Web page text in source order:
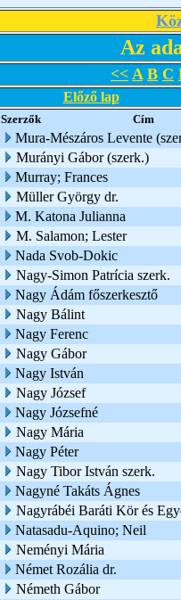
Az
<< A B C
Előző lap
Szerzők Cím
Mura-Mészáros Levente
Murányi Gábor (szerk.)
Murray; Frances
Müller György dr.
M. Katona Julianna
M. Salamon; Lester
Nada Svob-Dokic
Nagy-Simon Patrícia szerk.
Nagy Ádám főszerkesztő
Nagy Bálint
Nagy Ferenc
Nagy Gábor
Nagy István
Nagy József
Nagy Józsefné
Nagy Mária
Nagy Péter
Nagy Tibor István szerk.
Nagyné Takáts Ágnes
Nagyrábéi Baráti Kör és
Natasadu-Aquino; Neil
Neményi Mária
Német Rozália dr.
Németh Gábor